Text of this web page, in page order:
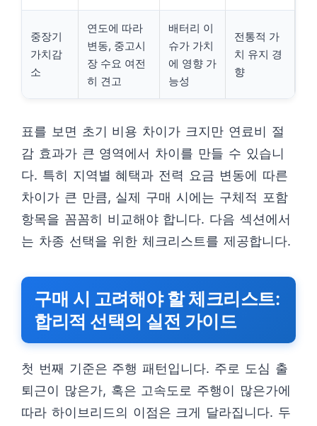
중장기
가치감
소
연도에 따라
변동, 중고시
장 수요 여전
히 견고
배터리 이
슈가 가치
에 영향 가
능성
전통적 가
치 유지 경
향
표를 보면 초기 비용 차이가 크지만 연료비 절
감 효과가 큰 영역에서 차이를 만들 수 있습니
다. 특히 지역별 혜택과 전력 요금 변동에 따른
차이가 큰 만큼, 실제 구매 시에는 구체적 포함
항목을 꼼꼼히 비교해야 합니다. 다음 섹션에서
는 차종 선택을 위한 체크리스트를 제공합니다.
구매 시 고려해야 할 체크리스트:
합리적 선택의 실전 가이드
첫 번째 기준은 주행 패턴입니다. 주로 도심 출
퇴근이 많은가, 혹은 고속도로 주행이 많은가에
따라 하이브리드의 이점은 크게 달라집니다. 두